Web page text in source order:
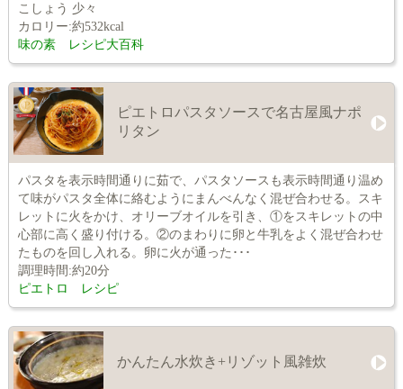
こしょう 少々
カロリー:約532kcal
味の素 レシピ大百科
ピエトロパスタソースで名古屋風ナポ
リタン
パスタを表示時間通りに茹で、パスタソースも表示時間通り温め
て味がパスタ全体に絡むようにまんべんなく混ぜ合わせる。スキ
レットに火をかけ、オリーブオイルを引き、①をスキレットの中
心部に高く盛り付ける。②のまわりに卵と牛乳をよく混ぜ合わせ
たものを回し入れる。卵に火が通った･･･
調理時間:約20分
ピエトロ レシピ
かんたん水炊き+リゾット風雑炊